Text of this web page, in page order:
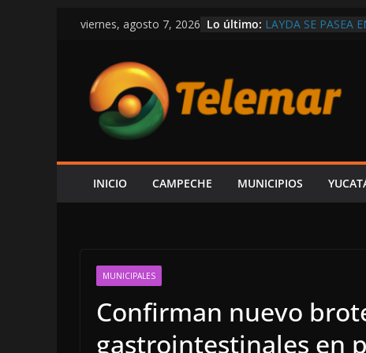
Saltar
contenido
viernes, agosto 7, 2026 Lo último: LAYDA SE PASEA
CAPTAN A LAYDA
DE LUJO MÁS
VIVE CAMPECHE
ESTÁ EN
OBRAS Y
DENUNCIAR ES
DE LA CFE ES
INICIO CAMPECHE MUNICIPIOS
MUNICIPALES
Confirman nuevo
gastrointestinales en